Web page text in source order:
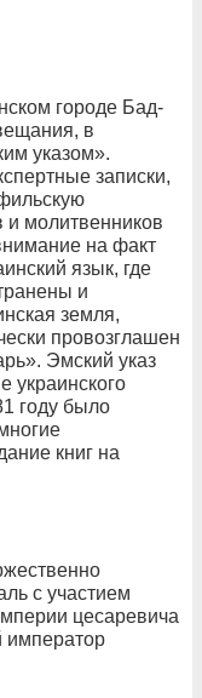
городе Бад-
в
указом».
записки,
и молитвенников
на факт
язык, где
и
земля,
провозглашен
Эмский указ
украинского
году было
книг на
с участием
цесаревича
император